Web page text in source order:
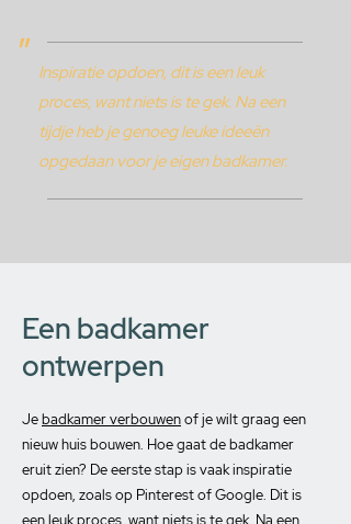
Inspiratie opdoen, dit is een leuk
proces, want niets is te gek. Na een
tijdje heb je genoeg leuke ideeën
opgedaan voor je eigen badkamer.
"
Een badkamer
ontwerpen
Jebadkamer verbouwenof je wilt graag een
nieuw huis bouwen. Hoe gaat de badkamer
eruit zien? De eerste stap is vaak inspiratie
opdoen, zoals op Pinterest of Google. Dit is
een leuk proces, want niets is te gek. Na een